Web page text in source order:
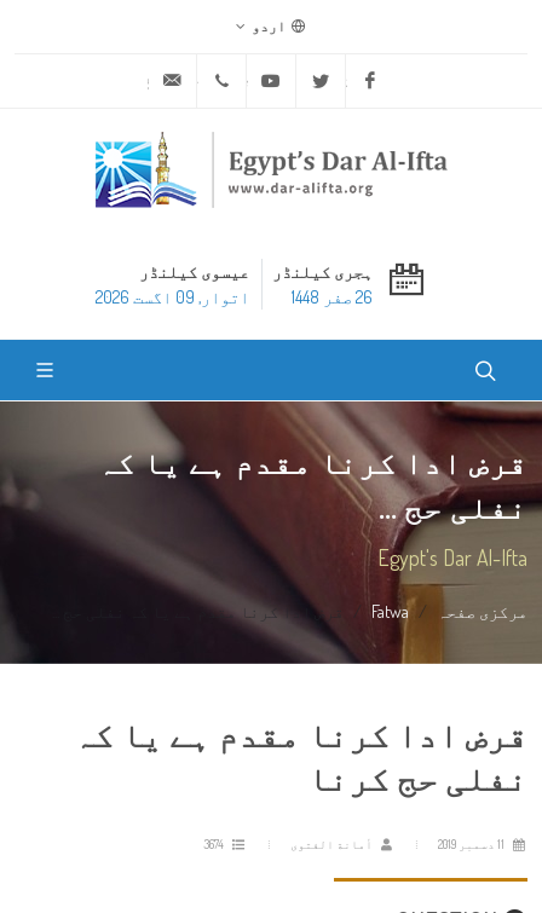
اردو
Facebook
Twitter
Youtube
ہجری کیلنڈر
26 صفر 1448
عیسوی کیلنڈر
اتوار, 09 اگست 2026
قرض ادا کرنا مقدم ہے یا کہ
نفلی حج ...
Egypt's Dar Al-Ifta
مرکزی صفحہ Fatwa قرض ادا کرنا مقدم ہے یا کہ نفلی حج ...
قرض ادا کرنا مقدم ہے یا کہ
نفلی حج کرنا
أمانة الفتوى